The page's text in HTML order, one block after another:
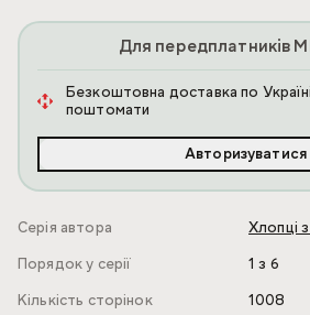
Для передплатників
Безкоштовна доставка по
поштомати
Авторизуватися
Серія автора
Хлопці
Порядок у серії
1 з 6
Кількість сторінок
1008